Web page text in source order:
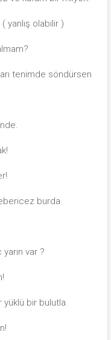
yanlış olabilir )
tenimde söndürsen
burda.
var ?
yüklü bir bulutla.